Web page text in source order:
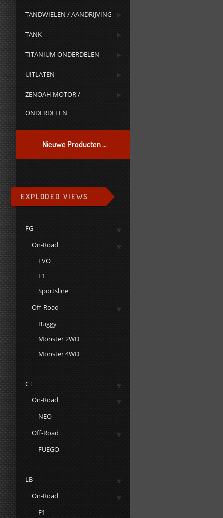
TANDWIELEN / AANDRIJVING
TANK
TITANIUM ONDERDELEN
UITLATEN
ZENOAH MOTOR /
ONDERDELEN
Nieuwe Producten ...
EXPLODED VIEWS
FG
On-Road
EVO
F1
Sportsline
Off-Road
Buggy
Monster 2WD
Monster 4WD
CT
On-Road
NEO
Off-Road
FUEGO
LB
On-Road
F1